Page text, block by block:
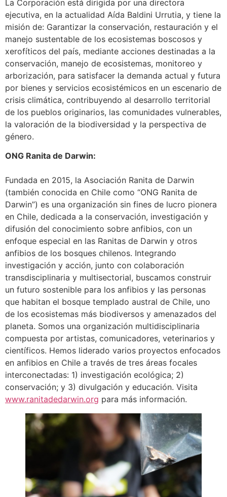
La Corporación está dirigida por una directora
ejecutiva, en la actualidad Aída Baldini Urrutia, y tiene la
misión de: Garantizar la conservación, restauración y el
manejo sustentable de los ecosistemas boscosos y
xerofíticos del país, mediante acciones destinadas a la
conservación, manejo de ecosistemas, monitoreo y
arborización, para satisfacer la demanda actual y futura
por bienes y servicios ecosistémicos en un escenario de
crisis climática, contribuyendo al desarrollo territorial
de los pueblos originarios, las comunidades vulnerables,
la valoración de la biodiversidad y la perspectiva de
género.
ONG Ranita de Darwin:
Fundada en 2015, la Asociación Ranita de Darwin
(también conocida en Chile como “ONG Ranita de
Darwin”) es una organización sin fines de lucro pionera
en Chile, dedicada a la conservación, investigación y
difusión del conocimiento sobre anfibios, con un
enfoque especial en las Ranitas de Darwin y otros
anfibios de los bosques chilenos. Integrando
investigación y acción, junto con colaboración
transdisciplinaria y multisectorial, buscamos construir
un futuro sostenible para los anfibios y las personas
que habitan el bosque templado austral de Chile, uno
de los ecosistemas más biodiversos y amenazados del
planeta. Somos una organización multidisciplinaria
compuesta por artistas, comunicadores, veterinarios y
científicos. Hemos liderado varios proyectos enfocados
en anfibios en Chile a través de tres áreas focales
interconectadas: 1) investigación ecológica; 2)
conservación; y 3) divulgación y educación. Visita
www.ranitadedarwin.org para más información.